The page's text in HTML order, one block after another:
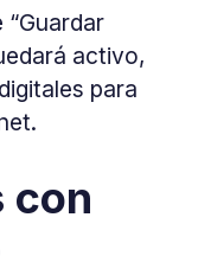
activo,
para
con